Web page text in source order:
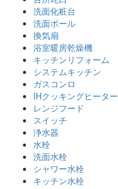
洗面化粧台
洗面ボール
換気扇
浴室暖房乾燥機
キッチンリフォーム
システムキッチン
ガスコンロ
IHクッキングヒーター
レンジフード
スイッチ
浄水器
水栓
洗面水栓
シャワー水栓
キッチン水栓